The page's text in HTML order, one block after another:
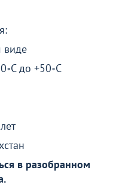
виде
до +50॰C
в разобранном